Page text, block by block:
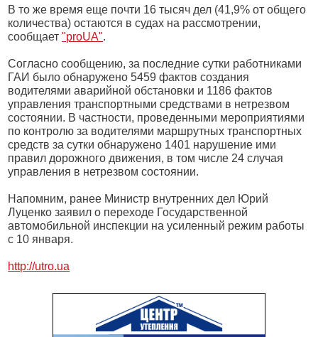
В то же время еще почти 16 тысяч дел (41,9% от общего
количества) остаются в судах на рассмотрении,
сообщает"proUA".
Согласно сообщению, за последние сутки работниками
ГАИ было обнаружено 5459 фактов создания
водителями аварийной обстановки и 1186 фактов
управления транспортными средствами в нетрезвом
состоянии. В частности, проведенными мероприятиями
по контролю за водителями маршрутных транспортных
средств за сутки обнаружено 1401 нарушение ими
правил дорожного движения, в том числе 24 случая
управления в нетрезвом состоянии.
Напомним, ранее Министр внутренних дел Юрий
Луценко заявил о переходе Государственной
автомобильной инспекции на усиленный режим работы
с 10 января.
http://utro.ua